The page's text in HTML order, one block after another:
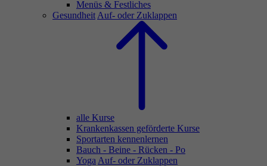
Menüs & Festliches
Gesundheit Auf- oder Zuklappen
alle Kurse
Krankenkassen geförderte Kurse
Sportarten kennenlernen
Bauch - Beine - Rücken - Po
Yoga Auf- oder Zuklappen